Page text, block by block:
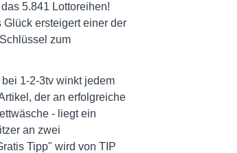
5.841 Lottoreihen!
ersteigert einer der
zum
1-2-3tv winkt jedem
der an erfolgreiche
- liegt ein
an zwei
Tipp" wird von TIP